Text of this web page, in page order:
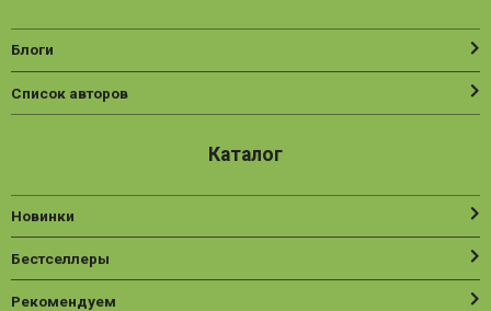
Блоги
Список авторов
Каталог
Новинки
Бестселлеры
Рекомендуем